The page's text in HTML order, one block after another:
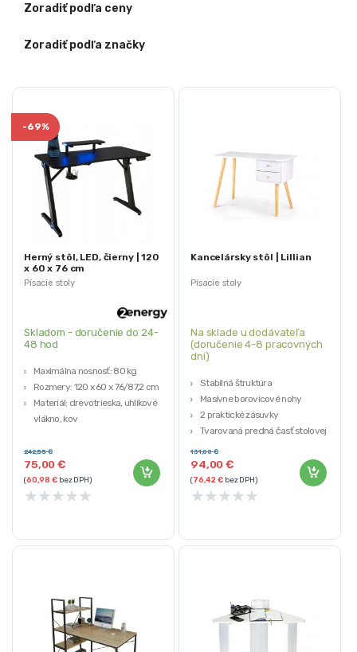
Zoradiť podľa ceny
Zoradiť podľa značky
Písacie stoly
-69%
Herný stôl, LED, čierny | 120
x 60 x 76 cm
Skladom - doručenie do 24-
48 hod
Maximálna nosnosť: 80 kg
Rozmery: 120 x 60 x 76/87,2 cm
Materiál: drevotrieska, uhlíkové
vlákno, kov
Jednoduchá montáž
75,00€
242,55€
(60,98€bez DPH)
★★★★★
Písacie stoly
Kancelársky stôl | Lillian
Na sklade u dodávateľa
(doručenie 4-8 pracovných
dni)
Stabilná štruktúra
Masívne borovicové nohy
2 praktické zásuvky
Tvarovaná predná časť stolovej
Moderný škandinávsky dizajn
94,00€
131,00€
(76,42€bez DPH)
★★★★★